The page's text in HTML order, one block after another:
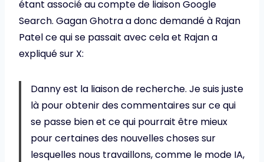
étant associé au compte de liaison Google
Search. Gagan Ghotra a donc demandé à Rajan
Patel ce qui se passait avec cela et Rajan a
expliqué sur X:
Danny est la liaison de recherche. Je suis juste
là pour obtenir des commentaires sur ce qui
se passe bien et ce qui pourrait être mieux
pour certaines des nouvelles choses sur
lesquelles nous travaillons, comme le mode IA,